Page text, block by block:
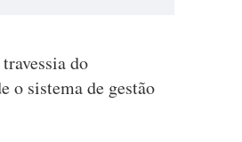
do
o sistema de gestão